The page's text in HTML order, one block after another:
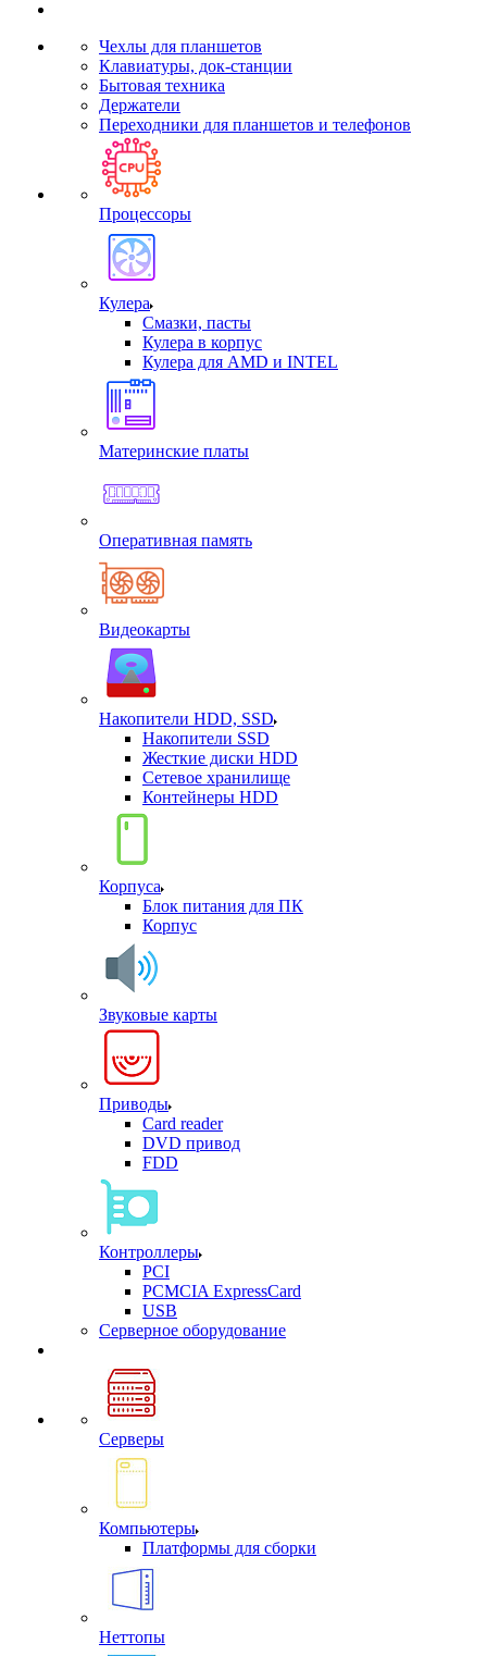
Чехлы для планшетов
Клавиатуры, док-станции
Бытовая техника
Держатели
Переходники для планшетов и телефонов
Процессоры
Кулера
Смазки, пасты
Кулера в корпус
Кулера для AMD и INTEL
Материнские платы
Оперативная память
Видеокарты
Накопители HDD, SSD
Накопители SSD
Жесткие диски HDD
Сетевое хранилище
Контейнеры HDD
Корпуса
Блок питания для ПК
Корпус
Звуковые карты
Приводы
Card reader
DVD привод
FDD
Контроллеры
PCI
PCMCIA ExpressCard
USB
Cерверное оборудование
Серверы
Компьютеры
Платформы для сборки
Неттопы